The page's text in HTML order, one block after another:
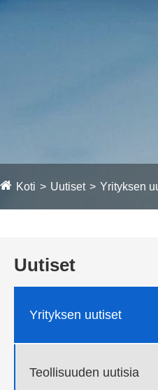
Koti Uutiset Yrityksen
Uutiset
Yrityksen uutiset
Teollisuuden uutisia